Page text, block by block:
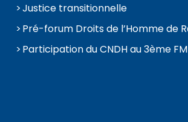
Justice transitionnelle
Pré-forum Droits de l’Homme de
Participation du CNDH au 3ème